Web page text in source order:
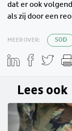
dat er ook
als zij door een
MEER OVER: SOD
Lees ook